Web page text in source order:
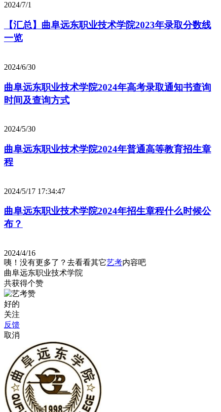
2024/7/1
【汇总】曲阜远东职业技术学院2023年录取分数线
一览
2024/6/30
曲阜远东职业技术学院2024年高考录取通知书查询
时间及查询方式
2024/5/30
曲阜远东职业技术学院2024年普通高等教育招生章
程
2024/5/17 17:34:47
曲阜远东职业技术学院2024年招生章程什么时候公
布？
2024/4/16
咦！没有更多了？去看看其它艺考内容吧
曲阜远东职业技术学院
共获得个赞
好的
关注
反馈
取消